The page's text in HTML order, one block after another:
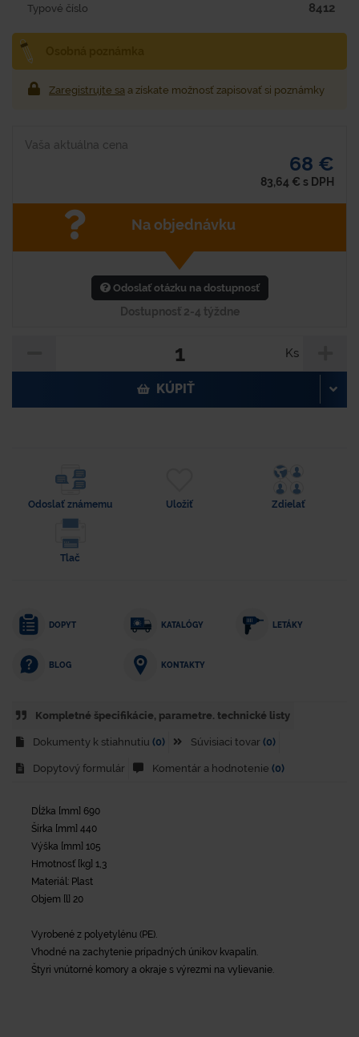
Typové číslo 8412
Zaregistrujte sa a získate možnosť zapisovať si poznámky
Vaša aktuálna cena
68 €
83,64 € s DPH
Na objednávku
Odoslať otázku na dostupnosť
Dostupnosť 2-4 týždne
Ks
KÚPIŤ
Odoslať známemu Uložiť Zdielať
Tlač
DOPYT KATALÓGY LETÁKY
BLOG KONTAKTY
Kompletné špecifikácie, parametre. technické listy
Dokumenty k stiahnutiu (0) Súvisiaci tovar (0)
Dopytový formulár Komentár a hodnotenie (0)
Dĺžka [mm] 690
Šírka [mm] 440
Výška [mm] 105
Hmotnosť [kg] 1,3
Materiál: Plast
Objem [l] 20
Vyrobené z polyetylénu (PE).
Vhodné na zachytenie prípadných únikov kvapalín.
Štyri vnútorné komory a okraje s výrezmi na vylievanie.